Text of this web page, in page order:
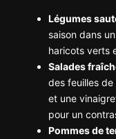
Légumes
saison dans
haricots verts
Salades
des feuilles
et une
pour un
Pommes de